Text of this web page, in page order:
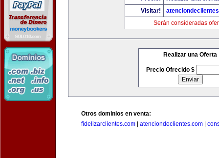
Visitar!
Serán consideradas
Realizar una Oferta
Precio Ofrecido $
Otros dominios en venta:
fidelizarclientes.com
atenciondeclientes.com